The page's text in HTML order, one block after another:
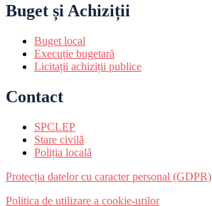
Buget și Achiziții
Buget local
Execuție bugetară
Licitații achiziții publice
Contact
SPCLEP
Stare civilă
Poliția locală
Protecția datelor cu caracter personal (GDPR)
Politica de utilizare a cookie-urilor